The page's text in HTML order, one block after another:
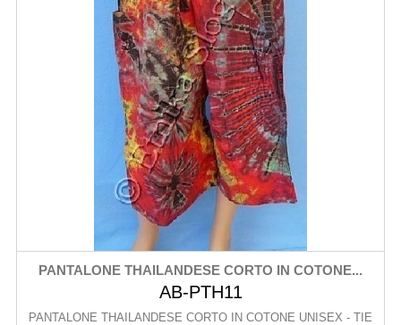
PANTALONE THAILANDESE CORTO IN COTONE...
AB-PTH11
PANTALONE THAILANDESE CORTO IN COTONE UNISEX - TIE